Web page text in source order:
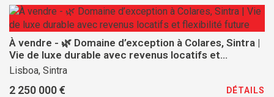
À vendre - 🌿 Domaine d’exception à Colares, Sintra |
Vie de luxe durable avec revenus locatifs et
flexibilité future
Lisboa, Sintra
2 250 000 € DÉTAILS